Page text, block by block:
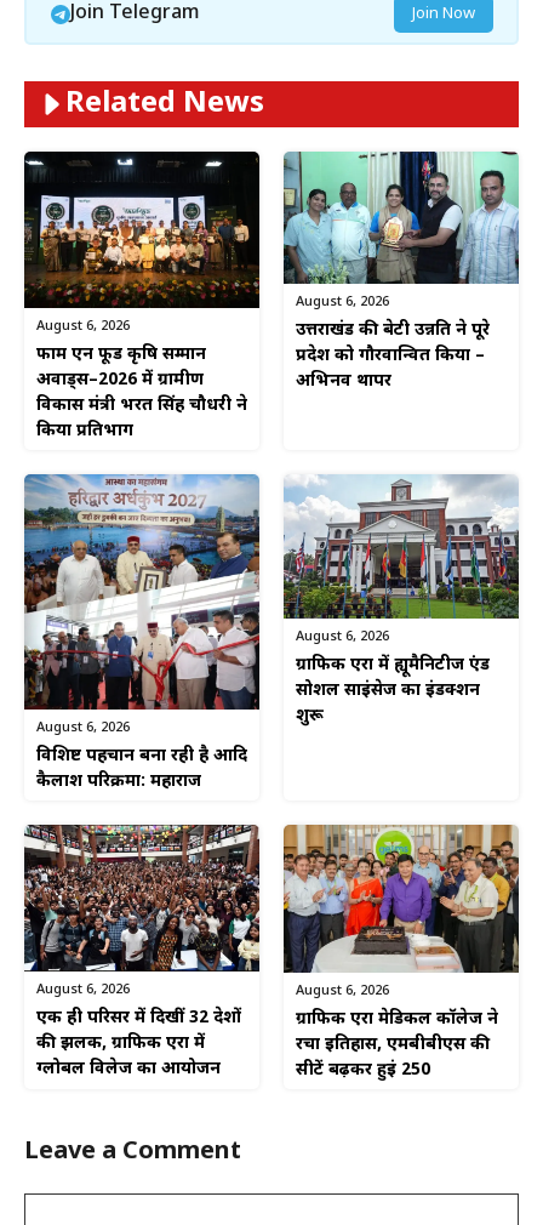
Join Telegram Join Now
Related News
August 6, 2026
फार्म एन फूड कृषि सम्मान
अवार्ड्स–2026 में ग्रामीण
विकास मंत्री भरत सिंह चौधरी ने
किया प्रतिभाग
August 6, 2026
उत्तराखंड की बेटी उन्नति ने पूरे
प्रदेश को गौरवान्वित किया –
अभिनव थापर
August 6, 2026
विशिष्ट पहचान बना रही है आदि
कैलाश परिक्रमा: महाराज
August 6, 2026
ग्राफिक एरा में ह्यूमैनिटीज एंड
सोशल साइंसेज का इंडक्शन
शुरू
August 6, 2026
एक ही परिसर में दिखीं 32 देशों
की झलक, ग्राफिक एरा में
ग्लोबल विलेज का आयोजन
August 6, 2026
ग्राफिक एरा मेडिकल कॉलेज ने
रचा इतिहास, एमबीबीएस की
सीटें बढ़कर हुईं 250
Leave a Comment